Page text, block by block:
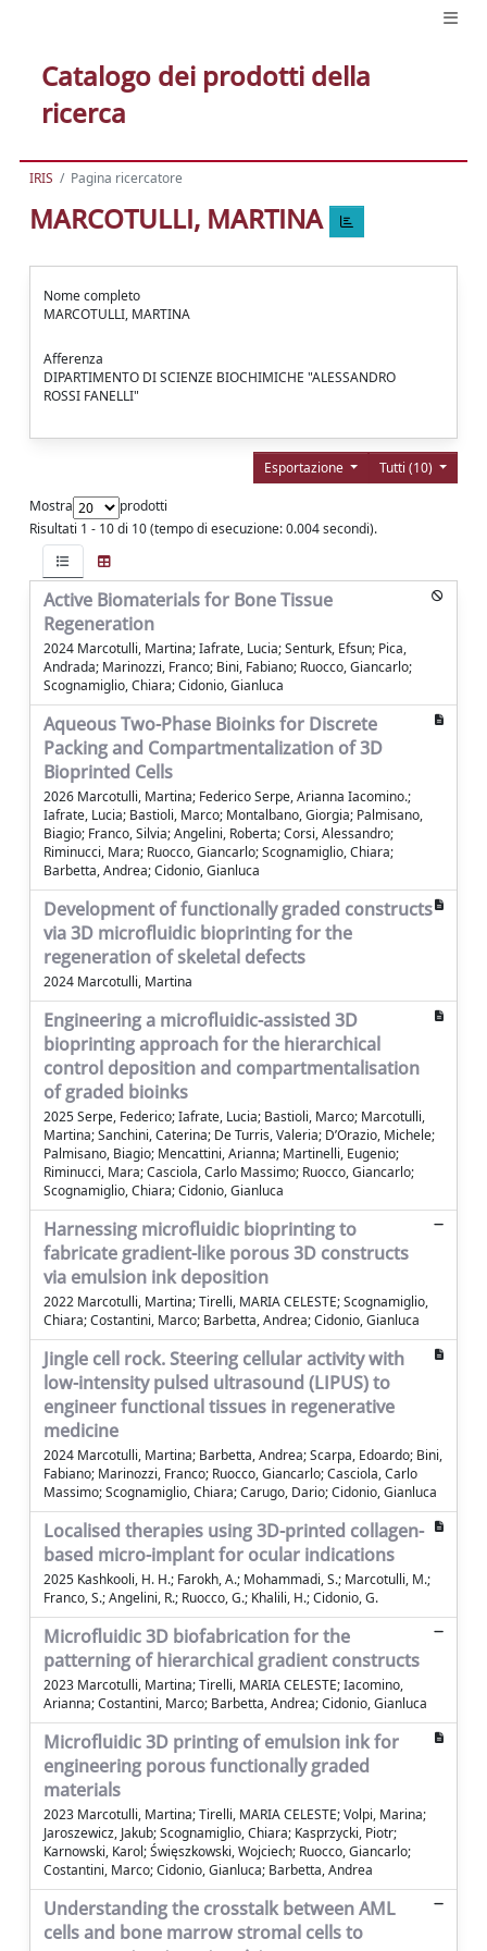
Catalogo dei prodotti della
ricerca
IRIS Pagina ricercatore
MARCOTULLI, MARTINA
Nome completo
MARCOTULLI, MARTINA
Afferenza
DIPARTIMENTO DI SCIENZE BIOCHIMICHE "ALESSANDRO
ROSSI FANELLI"
Tutti (10)
Esportazione
Mostra
prodotti
Risultati 1 - 10 di 10 (tempo di esecuzione: 0.004 secondi).
Active Biomaterials for Bone Tissue
Regeneration
2024 Marcotulli, Martina; Iafrate, Lucia; Senturk, Efsun; Pica,
Andrada; Marinozzi, Franco; Bini, Fabiano; Ruocco, Giancarlo;
Scognamiglio, Chiara; Cidonio, Gianluca
Aqueous Two-Phase Bioinks for Discrete
Packing and Compartmentalization of 3D
Bioprinted Cells
2026 Marcotulli, Martina; Federico Serpe, Arianna Iacomino.;
Iafrate, Lucia; Bastioli, Marco; Montalbano, Giorgia; Palmisano,
Biagio; Franco, Silvia; Angelini, Roberta; Corsi, Alessandro;
Riminucci, Mara; Ruocco, Giancarlo; Scognamiglio, Chiara;
Barbetta, Andrea; Cidonio, Gianluca
Development of functionally graded constructs
via 3D microfluidic bioprinting for the
regeneration of skeletal defects
2024 Marcotulli, Martina
Engineering a microfluidic-assisted 3D
bioprinting approach for the hierarchical
control deposition and compartmentalisation
of graded bioinks
2025 Serpe, Federico; Iafrate, Lucia; Bastioli, Marco; Marcotulli,
Martina; Sanchini, Caterina; De Turris, Valeria; D’Orazio, Michele;
Palmisano, Biagio; Mencattini, Arianna; Martinelli, Eugenio;
Riminucci, Mara; Casciola, Carlo Massimo; Ruocco, Giancarlo;
Scognamiglio, Chiara; Cidonio, Gianluca
Harnessing microfluidic bioprinting to
fabricate gradient-like porous 3D constructs
via emulsion ink deposition
2022 Marcotulli, Martina; Tirelli, MARIA CELESTE; Scognamiglio,
Chiara; Costantini, Marco; Barbetta, Andrea; Cidonio, Gianluca
Jingle cell rock. Steering cellular activity with
low-intensity pulsed ultrasound (LIPUS) to
engineer functional tissues in regenerative
medicine
2024 Marcotulli, Martina; Barbetta, Andrea; Scarpa, Edoardo; Bini,
Fabiano; Marinozzi, Franco; Ruocco, Giancarlo; Casciola, Carlo
Massimo; Scognamiglio, Chiara; Carugo, Dario; Cidonio, Gianluca
Localised therapies using 3D-printed collagen-
based micro-implant for ocular indications
2025 Kashkooli, H. H.; Farokh, A.; Mohammadi, S.; Marcotulli, M.;
Franco, S.; Angelini, R.; Ruocco, G.; Khalili, H.; Cidonio, G.
Microfluidic 3D biofabrication for the
patterning of hierarchical gradient constructs
2023 Marcotulli, Martina; Tirelli, MARIA CELESTE; Iacomino,
Arianna; Costantini, Marco; Barbetta, Andrea; Cidonio, Gianluca
Microfluidic 3D printing of emulsion ink for
engineering porous functionally graded
materials
2023 Marcotulli, Martina; Tirelli, MARIA CELESTE; Volpi, Marina;
Jaroszewicz, Jakub; Scognamiglio, Chiara; Kasprzycki, Piotr;
Karnowski, Karol; Święszkowski, Wojciech; Ruocco, Giancarlo;
Costantini, Marco; Cidonio, Gianluca; Barbetta, Andrea
Understanding the crosstalk between AML
cells and bone marrow stromal cells to